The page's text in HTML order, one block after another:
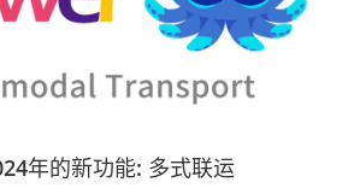
年的新功能: 多式联运